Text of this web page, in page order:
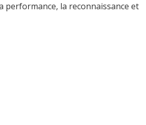
performance, la reconnaissance et